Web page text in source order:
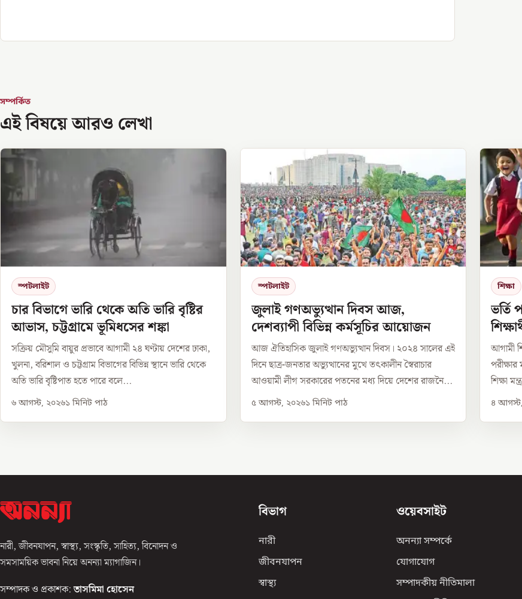
সম্পর্কিত
এই বিষয়ে আরও লেখা
স্পটলাইট
চার বিভাগে ভারি থেকে অতি ভারি বৃষ্টির
আভাস, চট্টগ্রামে ভূমিধসের শঙ্কা
সক্রিয় মৌসুমি বায়ুর প্রভাবে আগামী ২৪ ঘণ্টায় দেশের ঢাকা,
খুলনা, বরিশাল ও চট্টগ্রাম বিভাগের বিভিন্ন স্থানে ভারি থেকে
অতি ভারি বৃষ্টিপাত হতে পারে বলে...
৬ আগস্ট, ২০২৬১ মিনিট পাঠ
স্পটলাইট
জুলাই গণঅভ্যুত্থান দিবস আজ,
দেশব্যাপী বিভিন্ন কর্মসূচির আয়োজন
আজ ঐতিহাসিক জুলাই গণঅভ্যুত্থান দিবস। ২০২৪ সালের এই
দিনে ছাত্র-জনতার অভ্যুত্থানের মুখে তৎকালীন স্বৈরাচার
আওয়ামী লীগ সরকারের পতনের মধ্য দিয়ে দেশের রাজনৈ...
৫ আগস্ট, ২০২৬১ মিনিট পাঠ
শিক্ষা
ভর্তি
আগামী
শিক্ষা
৪
নারী, জীবনযাপন, স্বাস্থ্য, সংস্কৃতি, সাহিত্য, বিনোদন ও
সমসাময়িক ভাবনা নিয়ে অনন্যা ম্যাগাজিন।
সম্পাদক ও প্রকাশক: তাসমিমা হোসেন
বিভাগ
নারী
জীবনযাপন
স্বাস্থ্য
ওয়েবসাইট
অনন্যা সম্পর্কে
যোগাযোগ
সম্পাদকীয় নীতিমালা